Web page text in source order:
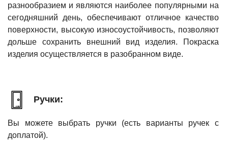
разнообразием и являются наиболее популярными на
сегодняшний день, обеспечивают отличное качество
поверхности, высокую износоустойчивость, позволяют
дольше сохранить внешний вид изделия. Покраска
изделия осуществляется в разобранном виде.
Ручки:
Вы можете выбрать ручки (есть варианты ручек с
доплатой).